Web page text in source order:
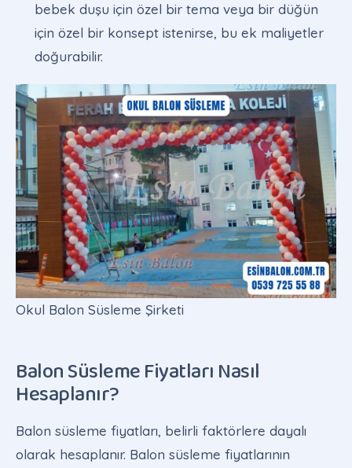
bebek duşu için özel bir tema veya bir düğün
için özel bir konsept istenirse, bu ek maliyetler
doğurabilir.
Okul Balon Süsleme Şirketi
Balon Süsleme Fiyatları Nasıl
Hesaplanır?
Balon süsleme fiyatları, belirli faktörlere dayalı
olarak hesaplanır. Balon süsleme fiyatlarının